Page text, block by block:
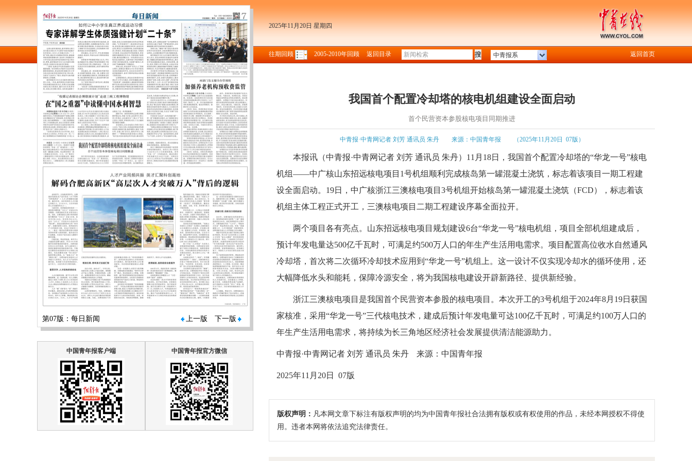
第07版：每日新闻 上一版 下一版
中国青年报客户端 中国青年报官方微信
2025年11月20日 星期四
往期回顾 2005-2010年回顾 返回目录 中青报系 返回首页
我国首个配置冷却塔的核电机组建设全面启动
首个民营资本参股核电项目同期推进
中青报·中青网记者 刘芳 通讯员 朱丹 来源：中国青年报 （2025年11月20日 07版）
本报讯（中青报·中青网记者 刘芳 通讯员 朱丹）11月18日，我国首个配置冷却塔的“华龙一号”核电
机组——中广核山东招远核电项目1号机组顺利完成核岛第一罐混凝土浇筑，标志着该项目一期工程建
设全面启动。19日，中广核浙江三澳核电项目3号机组开始核岛第一罐混凝土浇筑（FCD），标志着该
机组主体工程正式开工，三澳核电项目二期工程建设序幕全面拉开。
两个项目各有亮点。山东招远核电项目规划建设6台“华龙一号”核电机组，项目全部机组建成后，
预计年发电量达500亿千瓦时，可满足约500万人口的年生产生活用电需求。项目配置高位收水自然通风
冷却塔，首次将二次循环冷却技术应用到“华龙一号”机组上。这一设计不仅实现冷却水的循环使用，还
大幅降低水头和能耗，保障冷源安全，将为我国核电建设开辟新路径、提供新经验。
浙江三澳核电项目是我国首个民营资本参股的核电项目。本次开工的3号机组于2024年8月19日获国
家核准，采用“华龙一号”三代核电技术，建成后预计年发电量可达100亿千瓦时，可满足约100万人口的
年生产生活用电需求，将持续为长三角地区经济社会发展提供清洁能源助力。
中青报·中青网记者 刘芳 通讯员 朱丹 来源：中国青年报
2025年11月20日 07版
版权声明： 凡本网文章下标注有版权声明的均为中国青年报社合法拥有版权或有权使用的作品，未经本网授权不得使
用。违者本网将依法追究法律责任。